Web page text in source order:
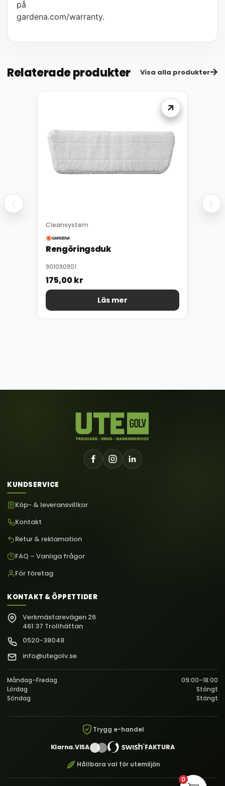
på
gardena.com/warranty.
Relaterade produkter Visa alla produkter
Cleansystem
Rengöringsduk
901090901
175,00kr
Läs mer
KUNDSERVICE
Köp- & leveransvillkor
Kontakt
Retur & reklamation
FAQ – Vanliga frågor
För företag
KONTAKT & ÖPPETTIDER
Verkmästarevägen 26
461 37 Trollhättan
0520-38048
info@utegolv.se
Måndag–Fredag
09:00–18:00
Lördag
Stängt
Söndag
Stängt
Trygg e-handel
Klarna.VISA FAKTURA
Hållbara val för utemiljön
0